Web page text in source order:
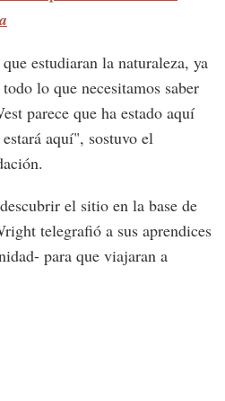
estudiaran la naturaleza, ya
lo que necesitamos saber
parece que ha estado aquí
aquí", sostuvo el
el sitio en la base de
telegrafió a sus aprendices
para que viajaran a